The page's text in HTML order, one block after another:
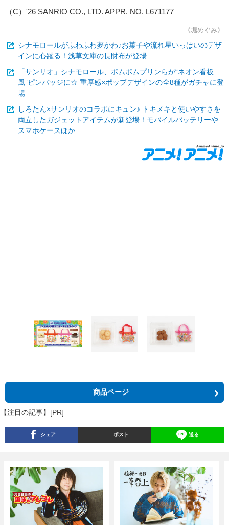
（C）'26 SANRIO CO., LTD. APPR. NO. L671177
《堀めぐみ》
シナモロールがふわふわ夢かわ♪お菓子や流れ星いっぱいのデザ
インに心躍る！浅草文庫の長財布が登場
「サンリオ」シナモロール、ポムポムプリンらが“ネオン看板
風”ピンバッジに☆ 重厚感×ポップデザインの全8種がガチャに登
場
しろたん×サンリオのコラボにキュン♪ トキメキと使いやすさを
両立したガジェットアイテムが新登場！モバイルバッテリーや
スマホケースほか
商品ページ
【注目の記事】[PR]
シェア ポスト 送る